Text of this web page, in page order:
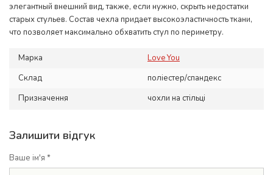
элегантный внешний вид, также, если нужно, скрыть недостатки
старых стульев. Состав чехла придает высокоэластичность ткани,
что позволяет максимально обхватить стул по периметру.
Марка
Love You
Склад
поліестер/спандекс
Призначення
чохли на стільці
Залишити відгук
Ваше ім'я *